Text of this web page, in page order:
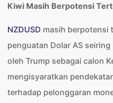
Kiwi Masih Berpotensi
NZDUSD masih berpotensi
penguatan Dolar AS
oleh Trump sebagai calon
mengisyaratkan
terhadap pelonggaran